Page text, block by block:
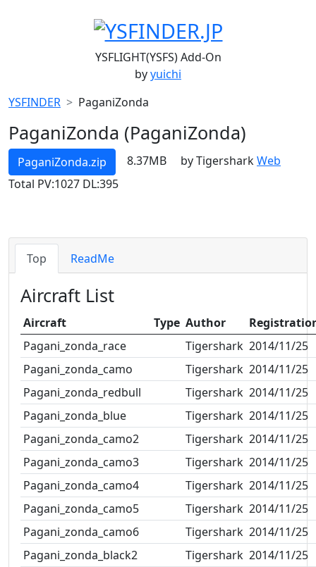
YSFLIGHT(YSFS) Add-On
byyuichi
YSFINDER
PaganiZonda
PaganiZonda (PaganiZonda)
PaganiZonda.zip 8.37MB by TigersharkWeb
Total PV:1027 DL:395
Top ReadMe
Aircraft List
Aircraft Type Author
Pagani_zonda_race
Tigershark 2014/11/25
Pagani_zonda_camo
Tigershark 2014/11/25
Pagani_zonda_redbull
Tigershark 2014/11/25
Pagani_zonda_blue
Tigershark 2014/11/25
Pagani_zonda_camo2
Tigershark 2014/11/25
Pagani_zonda_camo3
Tigershark 2014/11/25
Pagani_zonda_camo4
Tigershark 2014/11/25
Pagani_zonda_camo5
Tigershark 2014/11/25
Pagani_zonda_camo6
Tigershark 2014/11/25
Pagani_zonda_black2
Tigershark 2014/11/25